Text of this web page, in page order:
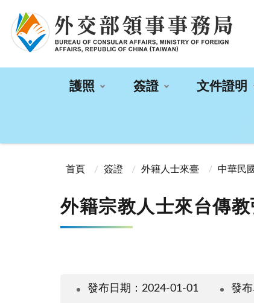
護照 簽證 文件證明
首頁
簽證 外籍人士來臺 中華民
外籍宗教人士來台傳
發布日期：2024-01-01 發